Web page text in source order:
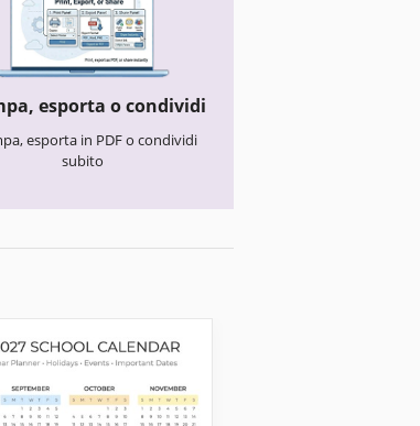
esporta o condividi
esporta in PDF o condividi
subito